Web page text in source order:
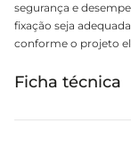
segurança e
fixação seja
conforme o projeto
Ficha técnica